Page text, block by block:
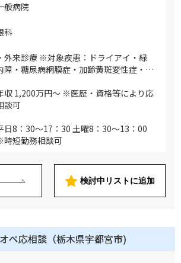
般病院
科
外来診療 ※対象疾患：ドライアイ・緑
障・糖尿病網膜症・加齢黄斑変性症・眼
術：白内障メイン、硝子体など応相談
象疾患：白内障（入院、外来手術とも
硝子体注射）
収 1,200万円～ ※医歴・資格等により応
談可
日8：30～17：30 土曜8：30～13：00
短勤務相談可
検討中リストに追加
ペ応相談（栃木県宇都宮市)